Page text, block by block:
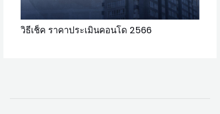
วิธีเช็ค ราคาประเมินคอนโด 2566